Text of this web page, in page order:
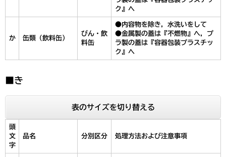
ク』へ
か 缶類（飲料缶）
びん・飲
料缶
●内容物を除き，水洗いをして
●金属製の蓋は『不燃物』へ，プ
ラ製の蓋は『容器包装プラスチッ
ク』へ
■き
表のサイズを切り替える
頭
文
字
品名 分別区分 処理方法および注意事項